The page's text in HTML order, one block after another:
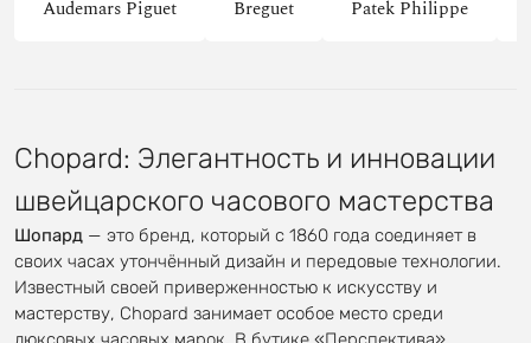
Audemars Piguet Breguet Patek Philippe
Chopard: Элегантность и инновации
швейцарского часового мастерства
Шопард — это бренд, который с 1860 года соединяет в
своих часах утончённый дизайн и передовые технологии.
Известный своей приверженностью к искусству и
мастерству, Chopard занимает особое место среди